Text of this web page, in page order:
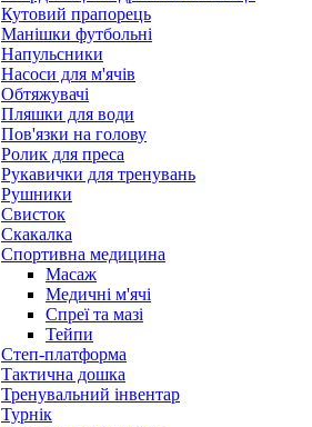
Кутовий прапорець
Манішки футбольні
Напульсники
Насоси для м'ячів
Обтяжувачі
Пляшки для води
Пов'язки на голову
Ролик для преса
Рукавички для тренувань
Рушники
Свисток
Скакалка
Спортивна медицина
Масаж
Медичні м'ячі
Спреї та мазі
Тейпи
Степ-платформа
Тактична дошка
Тренувальний інвентар
Турнік